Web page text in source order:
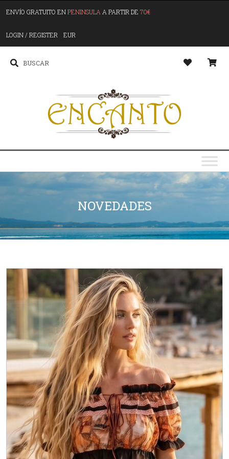
ENVÍO GRATUITO ENPENINSULA A PARTIR DE 70€
LOGIN / REGISTER EUR
NOVEDADES